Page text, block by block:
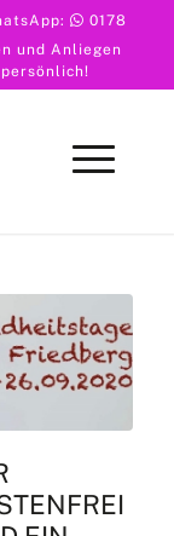
0178
und Anliegen